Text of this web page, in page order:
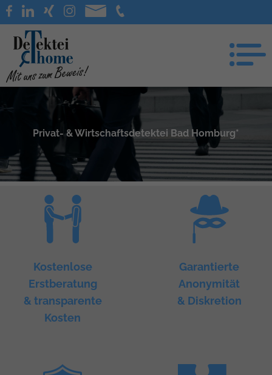
Privat- & Wirtschaftsdetektei Bad Homburg*
Kostenlose
Erstberatung
& transparente
Kosten
Garantierte
Anonymität
& Diskretion